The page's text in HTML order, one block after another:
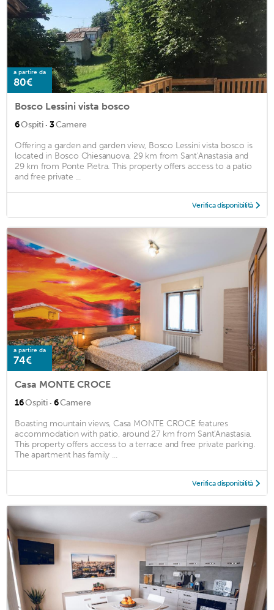
a partire da
80€
Bosco Lessini vista bosco
6Ospiti · 3Camere
Offering a garden and garden view, Bosco Lessini vista bosco is
located in Bosco Chiesanuova, 29 km from Sant'Anastasia and
29 km from Ponte Pietra. This property offers access to a patio
and free private ...
Verifica disponibilità
a partire da
74€
Casa MONTE CROCE
16Ospiti · 6Camere
Boasting mountain views, Casa MONTE CROCE features
accommodation with patio, around 27 km from Sant'Anastasia.
This property offers access to a terrace and free private parking.
The apartment has family ...
Verifica disponibilità